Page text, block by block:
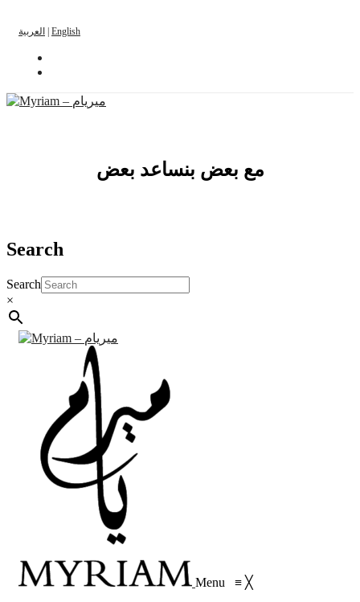
العربية English
مع بعض بنساعد بعض
Search
Search
×
Menu ≡ ╳